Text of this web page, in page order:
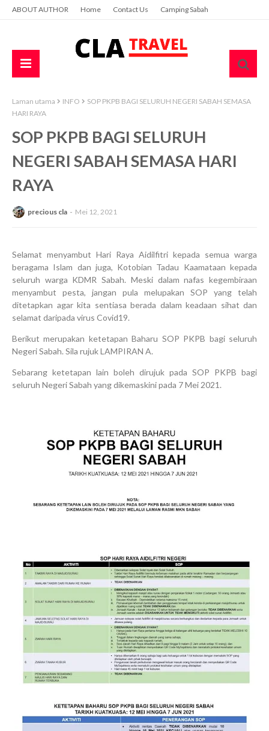
ABOUT AUTHOR Home Contact Us Camping Sabah
Laman utama INFO
SOP PKPB BAGI SELURUH NEGERI SABAH SEMASA
HARI RAYA
SOP PKPB BAGI SELURUH
NEGERI SABAH SEMASA HARI
RAYA
precious cla Mei 12, 2021
Selamat menyambut Hari Raya Aidilfitri kepada semua warga
beragama Islam dan juga, Kotobian Tadau Kaamataan kepada
seluruh warga KDMR Sabah. Meski dalam nafas kegembiraan
menyambut pesta, jangan pula melupakan SOP yang telah
ditetapkan agar kita sentiasa berada dalam keadaan sihat dan
selamat daripada virus Covid19.
Berikut merupakan ketetapan Baharu SOP PKPB bagi seluruh
Negeri Sabah. Sila rujuk LAMPIRAN A.
Sebarang ketetapan lain boleh dirujuk pada SOP PKPB bagi
seluruh Negeri Sabah yang dikemaskini pada 7 Mei 2021.